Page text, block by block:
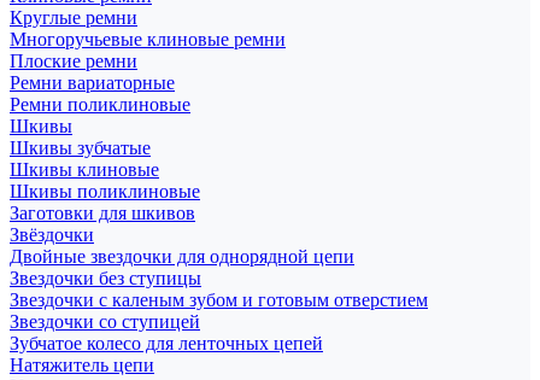
Круглые ремни
Многоручьевые клиновые ремни
Плоские ремни
Ремни вариаторные
Ремни поликлиновые
Шкивы
Шкивы зубчатые
Шкивы клиновые
Шкивы поликлиновые
Заготовки для шкивов
Звёздочки
Двойные звездочки для однорядной цепи
Звездочки без ступицы
Звездочки с каленым зубом и готовым отверстием
Звездочки со ступицей
Зубчатое колесо для ленточных цепей
Натяжитель цепи